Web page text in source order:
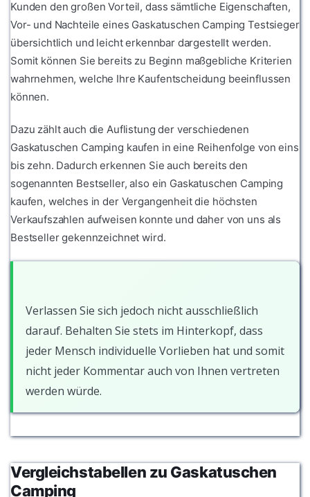
Kunden den großen Vorteil, dass sämtliche Eigenschaften,
Vor- und Nachteile eines Gaskatuschen Camping Testsieger
übersichtlich und leicht erkennbar dargestellt werden.
Somit können Sie bereits zu Beginn maßgebliche Kriterien
wahrnehmen, welche Ihre Kaufentscheidung beeinflussen
können.
Dazu zählt auch die Auflistung der verschiedenen
Gaskatuschen Camping kaufen in eine Reihenfolge von eins
bis zehn. Dadurch erkennen Sie auch bereits den
sogenannten Bestseller, also ein Gaskatuschen Camping
kaufen, welches in der Vergangenheit die höchsten
Verkaufszahlen aufweisen konnte und daher von uns als
Bestseller gekennzeichnet wird.
Verlassen Sie sich jedoch nicht ausschließlich
darauf. Behalten Sie stets im Hinterkopf, dass
jeder Mensch individuelle Vorlieben hat und somit
nicht jeder Kommentar auch von Ihnen vertreten
werden würde.
Vergleichstabellen zu Gaskatuschen
Camping